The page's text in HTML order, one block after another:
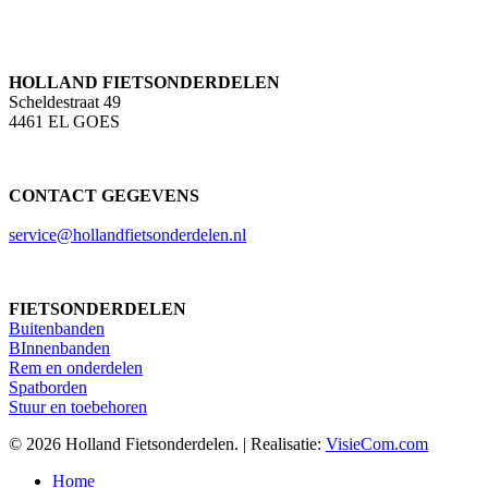
HOLLAND FIETSONDERDELEN
Scheldestraat 49
4461 EL GOES
CONTACT GEGEVENS
service@hollandfietsonderdelen.nl
FIETSONDERDELEN
Buitenbanden
BInnenbanden
Rem en onderdelen
Spatborden
Stuur en toebehoren
© 2026 Holland Fietsonderdelen. | Realisatie: VisieCom.com
Close
Home